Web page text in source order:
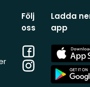
Följ
oss
Facebook
Instagram
Ladda
app
App
Store
App
Store